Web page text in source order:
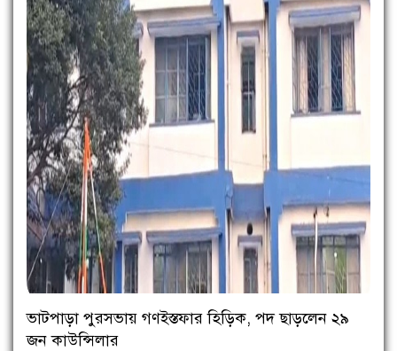
ভাটপাড়া পুরসভায় গণইস্তফার হিড়িক, পদ ছাড়লেন ২৯
জন কাউন্সিলার